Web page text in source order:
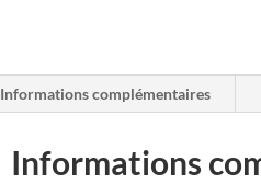
Informations complémentaires
Informations